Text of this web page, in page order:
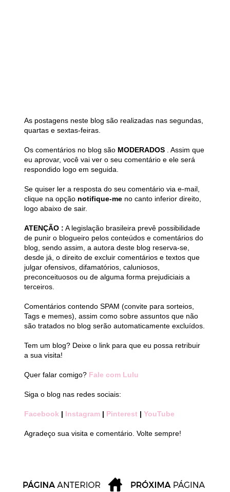
As postagens neste blog são realizadas nas segundas,
quartas e sextas-feiras.
Os comentários no blog são MODERADOS
. Assim que
eu aprovar, você vai ver o seu comentário e ele será
respondido logo em seguida.
Se quiser ler a resposta do seu comentário via e-mail,
clique na opção notifique-me no canto inferior direito,
logo abaixo de sair.
ATENÇÃO : A legislação brasileira prevê possibilidade
de punir o blogueiro pelos conteúdos e comentários do
blog, sendo assim, a autora deste blog reserva-se,
desde já, o direito de excluir comentários e textos que
julgar ofensivos, difamatórios, caluniosos,
preconceituosos ou de alguma forma prejudiciais a
terceiros.
Comentários contendo SPAM (convite para sorteios,
Tags e memes), assim como sobre assuntos que não
são tratados no blog serão automaticamente excluídos.
Tem um blog? Deixe o link para que eu possa retribuir
a sua visita!
Quer falar comigo? Fale com Lulu
Siga o blog nas redes sociais:
Facebook | Instagram | Pinterest | YouTube
Agradeço sua visita e comentário. Volte sempre!